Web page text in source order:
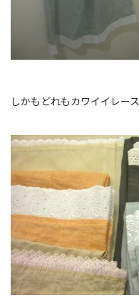
しかもどれもカワイイレー